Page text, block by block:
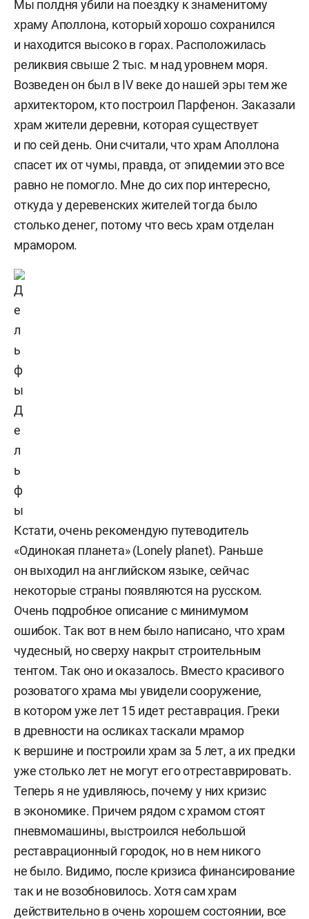
Мы полдня убили на поездку к знаменитому
храму Аполлона, который хорошо сохранился
и находится высоко в горах. Расположилась
реликвия свыше 2 тыс. м над уровнем моря.
Возведен он был в IV веке до нашей эры тем же
архитектором, кто построил Парфенон. Заказали
храм жители деревни, которая существует
и по сей день. Они считали, что храм Аполлона
спасет их от чумы, правда, от эпидемии это все
равно не помогло. Мне до сих пор интересно,
откуда у деревенских жителей тогда было
столько денег, потому что весь храм отделан
мрамором.
Д
е
л
ь
ф
ы
Кстати, очень рекомендую путеводитель
«Одинокая планета» (Lonely planet). Раньше
он выходил на английском языке, сейчас
некоторые страны появляются на русском.
Очень подробное описание с минимумом
ошибок. Так вот в нем было написано, что храм
чудесный, но сверху накрыт строительным
тентом. Так оно и оказалось. Вместо красивого
розоватого храма мы увидели сооружение,
в котором уже лет 15 идет реставрация. Греки
в древности на осликах таскали мрамор
к вершине и построили храм за 5 лет, а их предки
уже столько лет не могут его отреставрировать.
Теперь я не удивляюсь, почему у них кризис
в экономике. Причем рядом с храмом стоят
пневмомашины, выстроился небольшой
реставрационный городок, но в нем никого
не было. Видимо, после кризиса финансирование
так и не возобновилось. Хотя сам храм
действительно в очень хорошем состоянии, все